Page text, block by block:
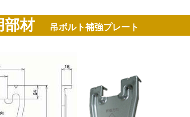
部材 吊ボルト補強プレート